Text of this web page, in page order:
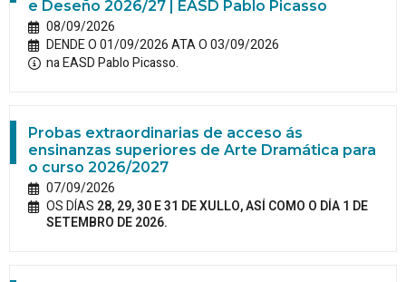
e Deseño 2026/27 | EASD Pablo Picasso
08/09/2026
DENDE O 01/09/2026 ATA O 03/09/2026
na EASD Pablo Picasso.
Probas extraordinarias de acceso ás
ensinanzas superiores de Arte Dramática para
o curso 2026/2027
07/09/2026
OS DÍAS 28, 29, 30 E 31 DE XULLO, ASÍ COMO O DÍA 1 DE
SETEMBRO DE 2026.